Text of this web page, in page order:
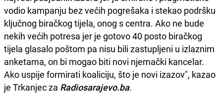
vodio kampanju bez većih pogrešaka i stekao podršku
ključnog biračkog tijela, onog s centra. Ako ne bude
nekih većih potresa jer je gotovo 40 posto biračkog
tijela glasalo poštom pa nisu bili zastupljeni u izlaznim
anketama, on bi mogao biti novi njemački kancelar.
Ako uspije formirati koaliciju, što je novi izazov", kazao
je Trkanjec za Radiosarajevo.ba.